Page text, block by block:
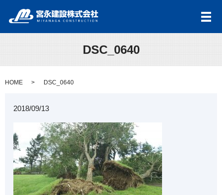
メ
DSC_0640
HOME DSC_0640
2018/09/13